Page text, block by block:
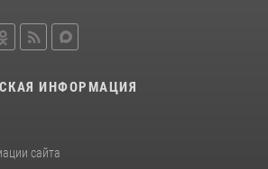
ИНФОРМАЦИЯ
сайта